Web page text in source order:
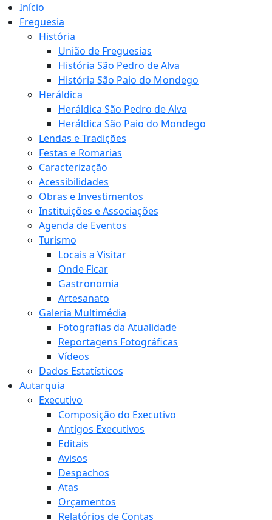
Início
Freguesia
História
União de Freguesias
História São Pedro de Alva
História São Paio do Mondego
Heráldica
Heráldica São Pedro de Alva
Heráldica São Paio do Mondego
Lendas e Tradições
Festas e Romarias
Caracterização
Acessibilidades
Obras e Investimentos
Instituições e Associações
Agenda de Eventos
Turismo
Locais a Visitar
Onde Ficar
Gastronomia
Artesanato
Galeria Multimédia
Fotografias da Atualidade
Reportagens Fotográficas
Vídeos
Dados Estatísticos
Autarquia
Executivo
Composição do Executivo
Antigos Executivos
Editais
Avisos
Despachos
Atas
Orçamentos
Relatórios de Contas